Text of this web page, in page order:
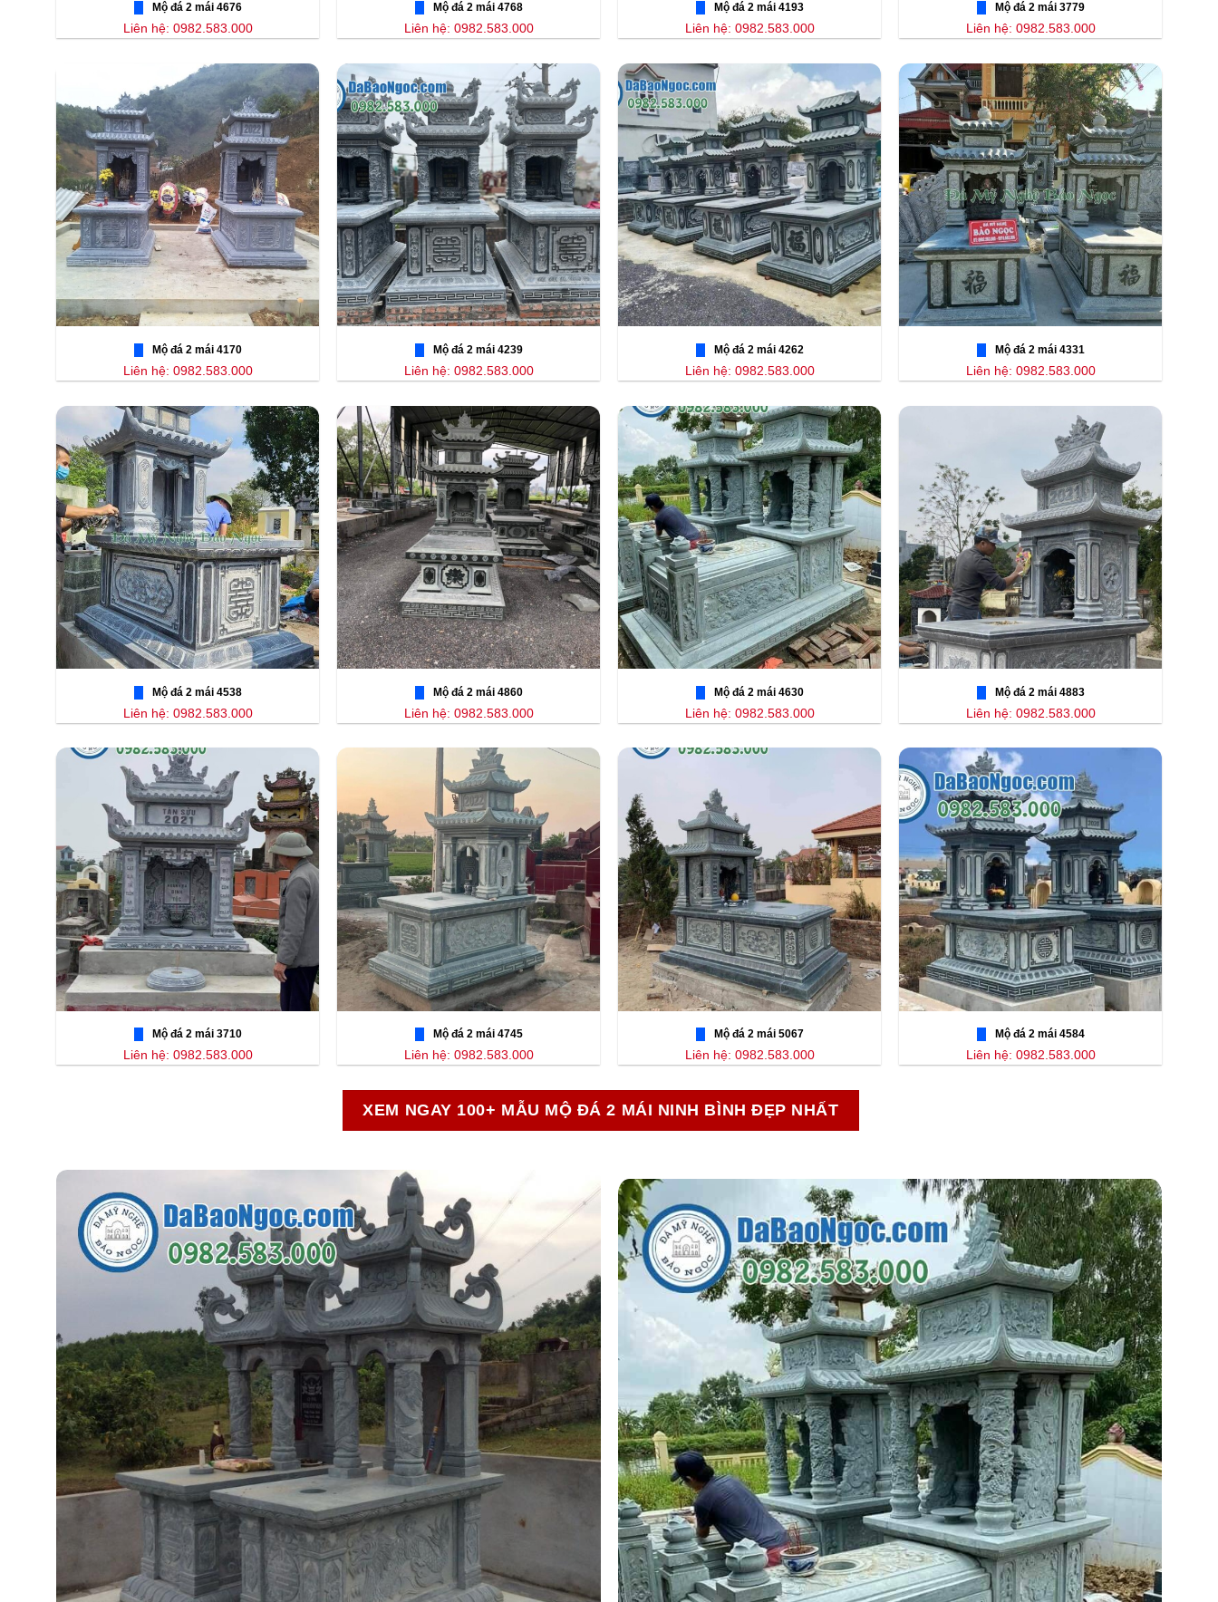
Mộ đá 2 mái 4676
Liên hệ: 0982.583.000
Mộ đá 2 mái 4768
Liên hệ: 0982.583.000
Mộ đá 2 mái 4193
Liên hệ: 0982.583.000
Mộ đá 2 mái 3779
Liên hệ: 0982.583.000
Mộ đá 2 mái 4170
Liên hệ: 0982.583.000
Mộ đá 2 mái 4239
Liên hệ: 0982.583.000
Mộ đá 2 mái 4262
Liên hệ: 0982.583.000
Mộ đá 2 mái 4331
Liên hệ: 0982.583.000
Mộ đá 2 mái 4538
Liên hệ: 0982.583.000
Mộ đá 2 mái 4860
Liên hệ: 0982.583.000
Mộ đá 2 mái 4630
Liên hệ: 0982.583.000
Mộ đá 2 mái 4883
Liên hệ: 0982.583.000
Mộ đá 2 mái 3710
Liên hệ: 0982.583.000
Mộ đá 2 mái 4745
Liên hệ: 0982.583.000
Mộ đá 2 mái 5067
Liên hệ: 0982.583.000
Mộ đá 2 mái 4584
Liên hệ: 0982.583.000
XEM NGAY 100+ MẪU MỘ ĐÁ 2 MÁI NINH BÌNH ĐẸP NHẤT